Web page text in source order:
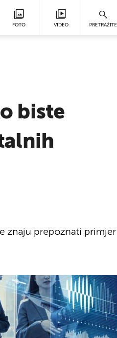
FOTO VIDEO PRETRAŽITE
biste
znaju prepoznati primjer